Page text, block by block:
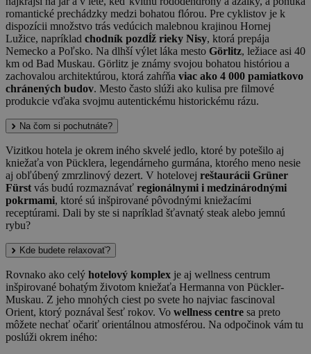
romantické prechádzky medzi bohatou flórou. Pre cyklistov je k
dispozícii množstvo trás vedúcich malebnou krajinou Hornej
Lužice, napríklad chodník pozdĺž rieky Nisy, ktorá prepája
Nemecko a Poľsko. Na dlhší výlet láka mesto Görlitz, ležiace asi 40
km od Bad Muskau. Görlitz je známy svojou bohatou históriou a
zachovalou architektúrou, ktorá zahŕňa viac ako 4 000 pamiatkovo
chránených budov. Mesto často slúži ako kulisa pre filmové
produkcie vďaka svojmu autentickému historickému rázu.
Na čom si pochutnáte?
Vizitkou hotela je okrem iného skvelé jedlo, ktoré by potešilo aj
kniežaťa von Pücklera, legendárneho gurmána, ktorého meno nesie
aj obľúbený zmrzlinový dezert. V hotelovej reštaurácii Grüner
Fürst vás budú rozmaznávať regionálnymi i medzinárodnými
pokrmami, ktoré sú inšpirované pôvodnými kniežacími
receptúrami. Dali by ste si napríklad šťavnatý steak alebo jemnú
rybu?
Kde budete relaxovať?
Rovnako ako celý hotelový komplex je aj wellness centrum
inšpirované bohatým životom kniežaťa Hermanna von Pückler-
Muskau. Z jeho mnohých ciest po svete ho najviac fascinoval
Orient, ktorý poznával šesť rokov. Vo wellness centre sa preto
môžete nechať očariť orientálnou atmosférou. Na odpočinok vám tu
poslúži okrem iného: